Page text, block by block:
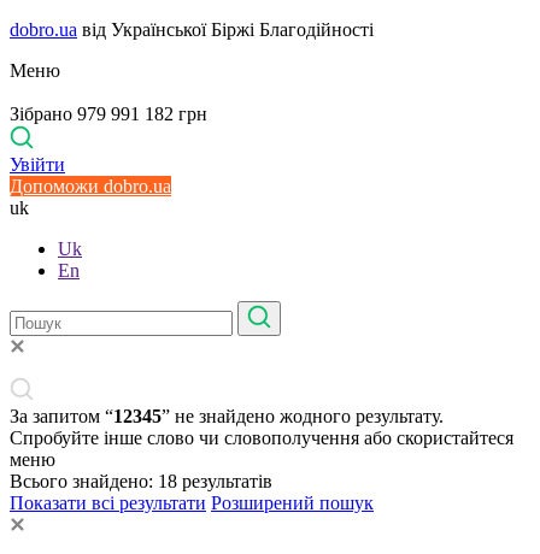
dobro.ua від Української Біржі Благодійності
Меню
Зібрано 979 991 182 грн
Увійти
Допоможи dobro.ua
uk
Uk
En
За запитом “12345” не знайдено жодного результату.
Спробуйте інше слово чи словополучення або скористайтеся
меню
Всього знайдено: 18 результатів
Показати всі результати Розширений пошук